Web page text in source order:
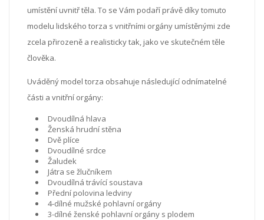
umístění uvnitř těla. To se Vám podaří právě díky tomuto
modelu lidského torza s vnitřními orgány umístěnými zde
zcela přirozeně a realisticky tak, jako ve skutečném těle
člověka.
Uváděný model torza obsahuje následující odnímatelné
části a vnitřní orgány:
Dvoudílná hlava
Ženská hrudní stěna
Dvě plíce
Dvoudílné srdce
Žaludek
Játra se žlučníkem
Dvoudílná trávící soustava
Přední polovina ledviny
4-dílné mužské pohlavní orgány
3-dílné ženské pohlavní orgány s plodem